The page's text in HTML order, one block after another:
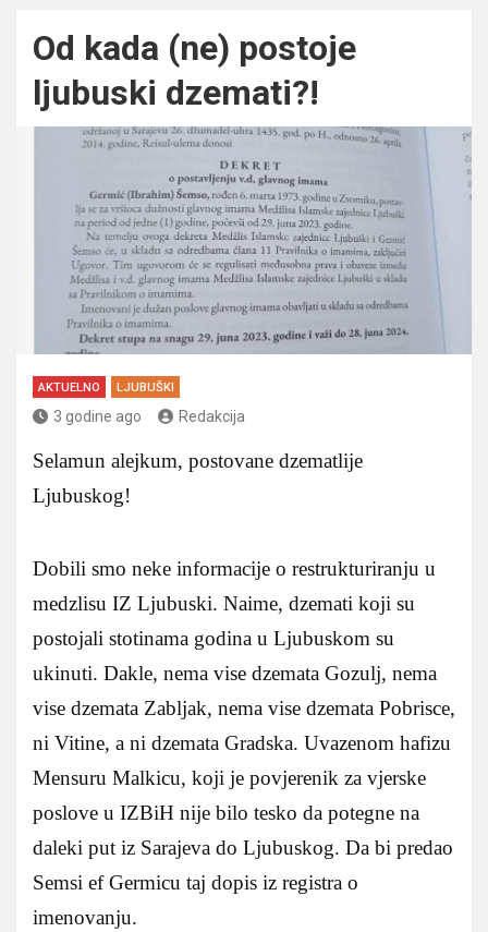
Od kada (ne) postoje
ljubuski dzemati?!
AKTUELNO LJUBUŠKI
3 godine ago Redakcija
Selamun alejkum, postovane dzematlije
Ljubuskog!
Dobili smo neke informacije o restrukturiranju u
medzlisu IZ Ljubuski. Naime, dzemati koji su
postojali stotinama godina u Ljubuskom su
ukinuti. Dakle, nema vise dzemata Gozulj, nema
vise dzemata Zabljak, nema vise dzemata Pobrisce,
ni Vitine, a ni dzemata Gradska. Uvazenom hafizu
Mensuru Malkicu, koji je povjerenik za vjerske
poslove u IZBiH nije bilo tesko da potegne na
daleki put iz Sarajeva do Ljubuskog. Da bi predao
Semsi ef Germicu taj dopis iz registra o
imenovanju.